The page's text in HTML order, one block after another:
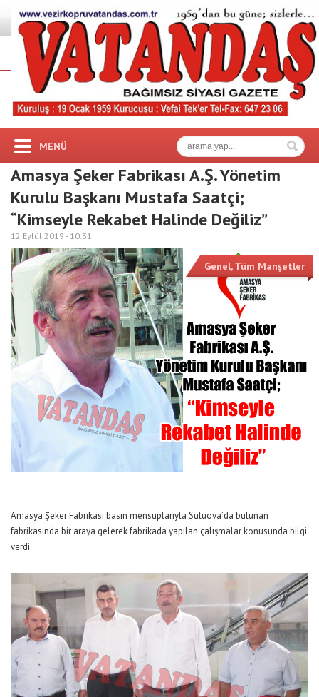
MENÜ
Amasya Şeker Fabrikası A.Ş. Yönetim
Kurulu Başkanı Mustafa Saatçi;
“Kimseyle Rekabet Halinde Değiliz”
12 Eylül 2019 - 10:31
Genel,Tüm Manşetler
Amasya Şeker Fabrikası basın mensuplarıyla Suluova’da bulunan
fabrikasında bir araya gelerek fabrikada yapılan çalışmalar konusunda bilgi
verdi.